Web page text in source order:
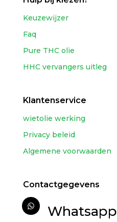
Keuzewijzer
Faq
Pure THC olie
HHC vervangers uitleg
Klantenservice
wietolie werking
Privacy beleid
Algemene voorwaarden
Contactgegevens
Whatsapp